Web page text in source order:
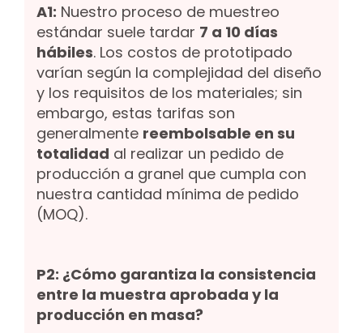
A1: Nuestro proceso de muestreo
estándar suele tardar 7 a 10 días
hábiles. Los costos de prototipado
varían según la complejidad del diseño
y los requisitos de los materiales; sin
embargo, estas tarifas son
generalmente reembolsable en su
totalidad al realizar un pedido de
producción a granel que cumpla con
nuestra cantidad mínima de pedido
(MOQ).
P2: ¿Cómo garantiza la consistencia
entre la muestra aprobada y la
producción en masa?